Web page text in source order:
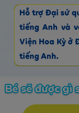
Hỗ trợ Đại sứ
tiếng Anh và
Viện Hoa Kỳ ở
tiếng Anh.